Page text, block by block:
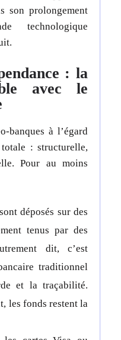
son prolongement
technologique
: la
avec le
banques à l’égard
: structurelle,
Pour au moins
déposés sur des
tenus par des
dit, c’est
traditionnel
et la traçabilité.
les fonds restent la